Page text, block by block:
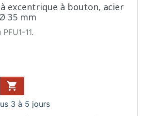
excentrique à bouton, acier
35 mm
11.

3 à 5 jours